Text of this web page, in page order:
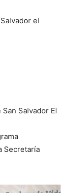
el
Salvador El
Secretaría